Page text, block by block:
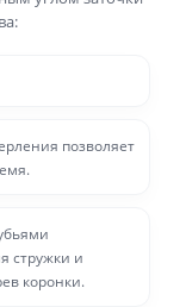
позволяет
стружки и
коронки.